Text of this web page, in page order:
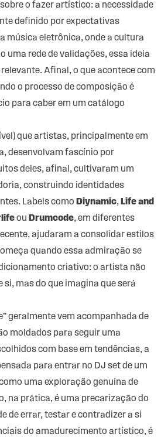
o fazer artístico: a necessidade
definido por expectativas
música eletrônica, onde a cultura
uma rede de validações, essa ideia
Afinal, o que acontece com
o processo de composição é
para caber em um catálogo
que artistas, principalmente em
desenvolvam fascínio por
deles, afinal, cultivaram um
construindo identidades
Labels como Diynamic, Life and
ou Drumcode, em diferentes
ajudaram a consolidar estilos
quando essa admiração se
criativo: o artista não
mas do que imagina que será
geralmente vem acompanhada de
moldados para seguir uma
com base em tendências, a
para entrar no DJ set de um
uma exploração genuína de
na prática, é uma precarização do
de errar, testar e contradizer a si
do amadurecimento artístico, é